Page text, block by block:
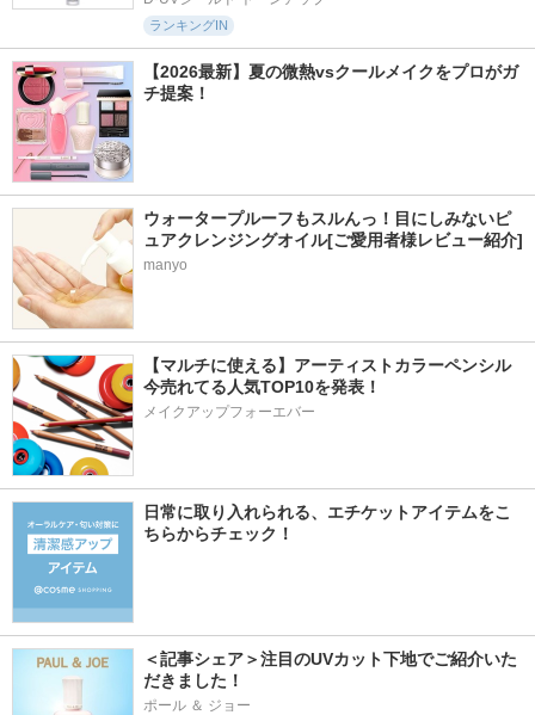
ランキングIN
【2026最新】夏の微熱vsクールメイクをプロがガ
チ提案！
ウォータープルーフもスルんっ！目にしみないピ
ュアクレンジングオイル[ご愛用者様レビュー紹介]
manyo
【マルチに使える】アーティストカラーペンシル
今売れてる人気TOP10を発表！
メイクアップフォーエバー
日常に取り入れられる、エチケットアイテムをこ
ちらからチェック！
＜記事シェア＞注目のUVカット下地でご紹介いた
だきました！
ポール ＆ ジョー